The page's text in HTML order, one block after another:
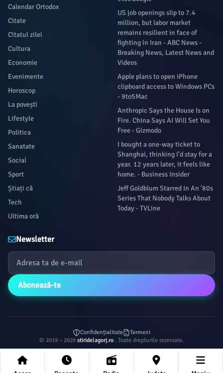
Calendar Ortodox
Citate
Citatul zilei
Cultura
Economie
Evenimente
Horoscop
La povești
Lifestyle
Politica
Sanatate
Social
Sport
Știați că
Tech
Ultima oră
US job openings slip to 7.4
million, but labor market
remains resilient in face of
fighting in Iran - ABC News -
Breaking News, Latest News and
Videos
Apple plans to open iPhone
clipboard access to Windows PCs
- 9to5Mac
Anthropic Says the House Is on
Fire. China Says AI Will Set You
Free - Gizmodo
I bought a one-way ticket to
Shanghai, thinking I'd stay for a
year. 12 years later, it feels like
home. - Business Insider
Jeff Goldblum Starred In An '80s
Series That Nobody Talks About
Today - TVLine
Newsletter
Abonează-te
Confidențialitate
Termeni
© 2019 – 2026 stiridelagorj.ro . Toate drepturile rezervate.